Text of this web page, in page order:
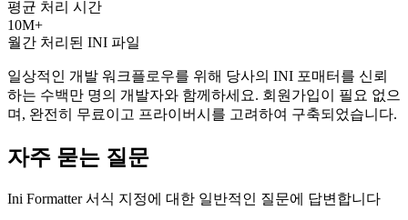
평균 처리 시간
10M+
월간 처리된 INI 파일
일상적인 개발 워크플로우를 위해 당사의 INI 포매터를 신뢰
하는 수백만 명의 개발자와 함께하세요. 회원가입이 필요 없으
며, 완전히 무료이고 프라이버시를 고려하여 구축되었습니다.
자주 묻는 질문
Ini Formatter 서식 지정에 대한 일반적인 질문에 답변합니다